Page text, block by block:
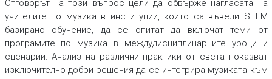
Отговорът на този въпрос цели да обвърже нагласата на
учителите по музика в институции, които са въвели STEM
базирано обучение, да се опитат да включат теми от
програмите по музика в междудисциплинарните уроци и
сценарии. Анализ на различни практики от света показват
изключително добри решения да се интегрира музиката към